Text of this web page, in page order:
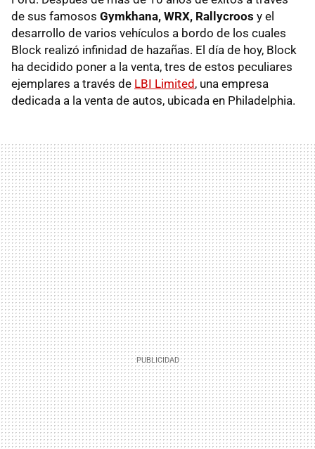
de sus famosos Gymkhana, WRX, Rallycroos y el
desarrollo de varios vehículos a bordo de los cuales
Block realizó infinidad de hazañas. El día de hoy, Block
ha decidido poner a la venta, tres de estos peculiares
ejemplares a través de LBI Limited, una empresa
dedicada a la venta de autos, ubicada en Philadelphia.